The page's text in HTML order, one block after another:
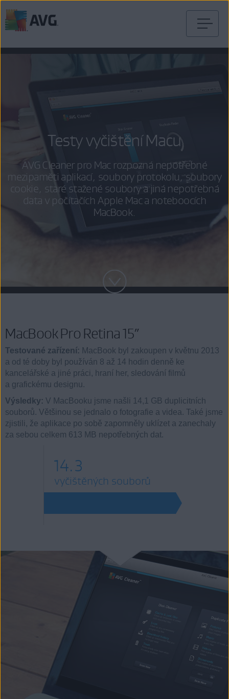
na
Testy vyčištění Macu
AVG Cleaner pro Mac rozpozná nepotřebné
mezipaměti aplikací, soubory protokolu, soubory
cookie, staré stažené soubory a jiná nepotřebná
data v počítačích Apple Mac a noteboocích
MacBook.
MacBook Pro Retina 15”
Testované zařízení: MacBook byl zakoupen v květnu 2013
a od té doby byl používán 8 až 14 hodin denně ke
kancelářské a jiné práci, hraní her, sledování filmů
a grafickému designu.
Výsledky: V MacBooku jsme našli 14,1 GB duplicitních
souborů. Většinou se jednalo o fotografie a videa. Také jsme
zjistili, že aplikace po sobě zapomněly uklízet a zanechaly
za sebou celkem 613 MB nepotřebných dat.
14.3
vyčištěných souborů